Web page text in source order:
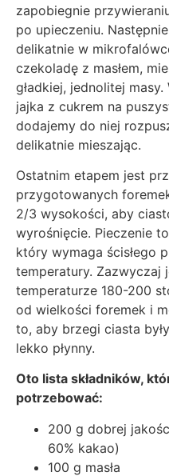
zapobiegnie
po upieczeniu.
delikatnie w
czekoladę z masłem,
gładkiej, jednolitej
jajka z cukrem na
dodajemy do niej
delikatnie mieszając.
Ostatnim etapem jest
przygotowanych
2/3 wysokości, aby
wyrośnięcie. Pieczenie
który wymaga ścisłego
temperatury. Zazwyczaj
temperaturze 180-200
od wielkości foremek i
to, aby brzegi ciasta
lekko płynny.
Oto lista składników,
potrzebować:
200 g dobrej
60% kakao)
100 g masła